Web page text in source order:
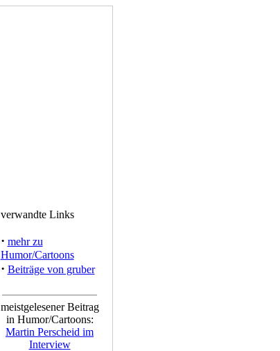
verwandte Links
· mehr zu
Humor/Cartoons
· Beiträge von gruber
meistgelesener Beitrag
in Humor/Cartoons:
Martin Perscheid im
Interview